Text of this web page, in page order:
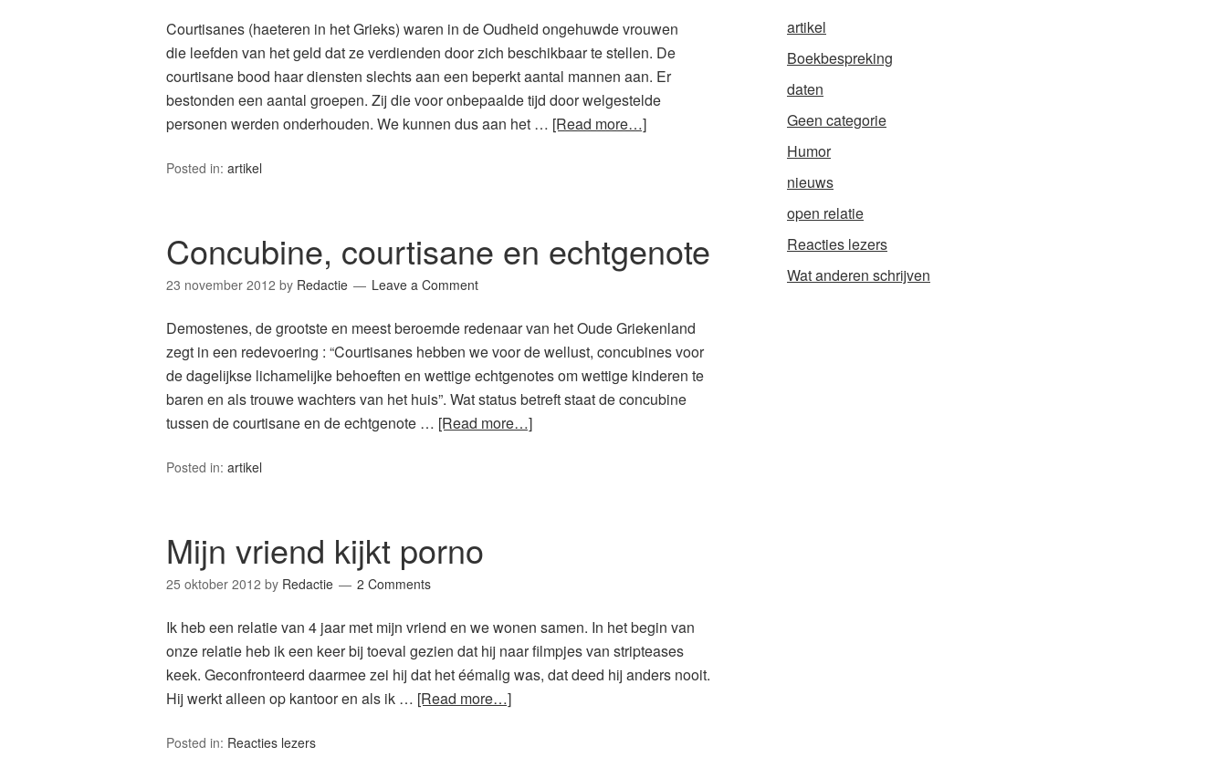
Courtisanes (haeteren in het Grieks) waren in de Oudheid ongehuwde vrouwen
die leefden van het geld dat ze verdienden door zich beschikbaar te stellen. De
courtisane bood haar diensten slechts aan een beperkt aantal mannen aan. Er
bestonden een aantal groepen. Zij die voor onbepaalde tijd door welgestelde
personen werden onderhouden. We kunnen dus aan het … [Read more…]
Posted in: artikel
Concubine, courtisane en echtgenote
23 november 2012 by Redactie Leave a Comment
Demostenes, de grootste en meest beroemde redenaar van het Oude Griekenland
zegt in een redevoering : “Courtisanes hebben we voor de wellust, concubines voor
de dagelijkse lichamelijke behoeften en wettige echtgenotes om wettige kinderen te
baren en als trouwe wachters van het huis”. Wat status betreft staat de concubine
tussen de courtisane en de echtgenote … [Read more…]
Posted in: artikel
Mijn vriend kijkt porno
25 oktober 2012 by Redactie 2 Comments
Ik heb een relatie van 4 jaar met mijn vriend en we wonen samen. In het begin van
onze relatie heb ik een keer bij toeval gezien dat hij naar filmpjes van stripteases
keek. Geconfronteerd daarmee zei hij dat het éémalig was, dat deed hij anders nooit.
Hij werkt alleen op kantoor en als ik … [Read more…]
Posted in: Reacties lezers
artikel
Boekbespreking
daten
Geen categorie
Humor
nieuws
open relatie
Reacties lezers
Wat anderen schrijven